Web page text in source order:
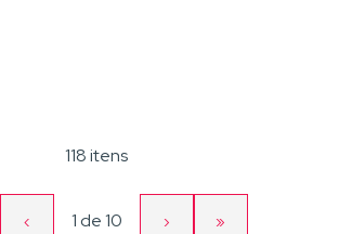
118 itens
‹ Página
1 de10
›
»